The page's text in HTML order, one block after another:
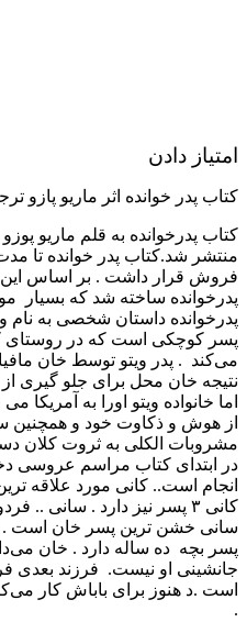
امتیاز دادن
کتاب پدر خوانده اثر ماریو پازو
منتشر شد.کتاب پدر خوانده تا
فروش قرار داشت . بر اساس
پدرخوانده ساخته شد که بسیار
پدرخوانده داستان شخصی به نام
پسر کوچکی است که در روستای
می‌کند . پدر ویتو توسط خان
نتیجه خان محل برای جلو گیری
اما خانواده ویتو اورا به آمریکا
از هوش و ذکاوت خود و همچنین
مشروبات الکلی به ثروت کلان
در ابتدای کتاب مراسم عروسی
انجام است.. کانی مورد علاقه
کانی ۳ پسر نیز دارد . سانی .. فردو و مایکل .
سانی خشن ترین پسر خان است .
پسر بچه ده ساله دارد . خان
جانشینی او نیست. فرزند بعدی
است .د هنوز برای باباش کار
.